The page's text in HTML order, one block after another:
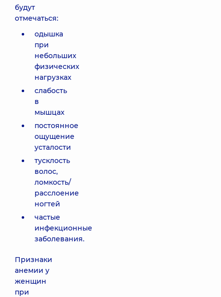
будут
отмечаться:
одышка
при
небольших
физических
нагрузках
слабость
в
мышцах
постоянное
ощущение
усталости
тусклость
волос,
ломкость/
расслоение
ногтей
частые
инфекционные
заболевания.
Признаки
анемии у
женщин
при